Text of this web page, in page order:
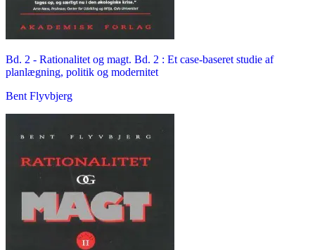
Bd. 2 - Rationalitet og magt. Bd. 2 : Et case-baseret studie af
planlægning, politik og modernitet
Bent Flyvbjerg